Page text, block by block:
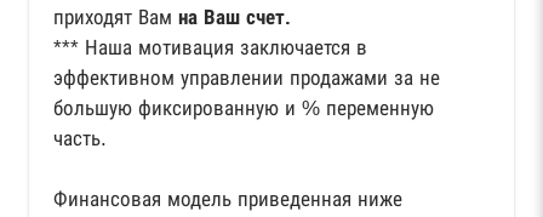
приходят Вам на Ваш счет.
*** Наша мотивация заключается в
эффективном управлении продажами за не
большую фиксированную и % переменную
часть.
Финансовая модель приведенная ниже